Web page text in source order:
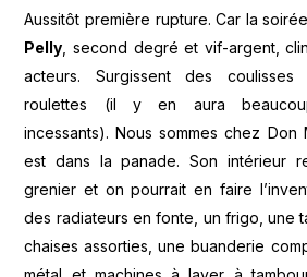
Aussitôt première rupture. Car la
Pelly, second degré et vif-argent,
acteurs. Surgissent des
roulettes (il y en aura
incessants). Nous sommes chez
est dans la panade. Son intérieur
grenier et on pourrait en faire
des radiateurs en fonte, un frigo, une
chaises assorties, une buanderie